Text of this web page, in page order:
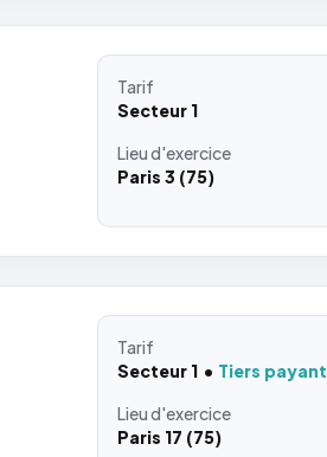
Tarif
Secteur 1
Lieud'exercice
Paris 3 (75)
Tarif
Secteur 1
Tiers payant
Lieud'exercice
Paris 17 (75)